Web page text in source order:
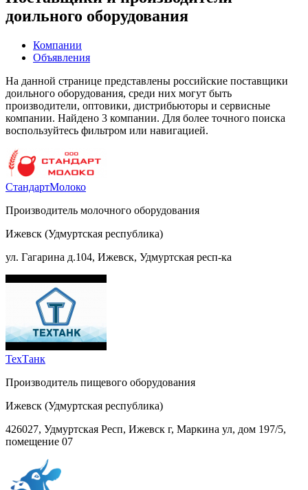
доильного оборудования
Компании
Объявления
На данной странице представлены российские поставщики
доильного оборудования, среди них могут быть
производители, оптовики, дистрибьюторы и сервисные
компании. Найдено 3 компании. Для более точного поиска
воспользуйтесь фильтром или навигацией.
СтандартМолоко
Производитель молочного оборудования
Ижевск (Удмуртская республика)
ул. Гагарина д.104, Ижевск, Удмуртская респ-ка
ТехТанк
Производитель пищевого оборудования
Ижевск (Удмуртская республика)
426027, Удмуртская Респ, Ижевск г, Маркина ул, дом 197/5,
помещение 07